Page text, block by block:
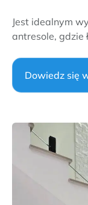
Jest idealnym
antresole, gdzie
Dowiedz się